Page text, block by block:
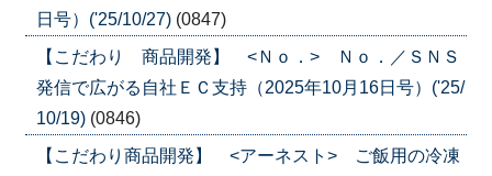
日号）('25/10/27) (0847)
【こだわり 商品開発】 <Ｎｏ．> Ｎｏ．／ＳＮＳ
発信で広がる自社ＥＣ支持（2025年10月16日号）('25/
10/19) (0846)
【こだわり商品開発】 <アーネスト> ご飯用の冷凍